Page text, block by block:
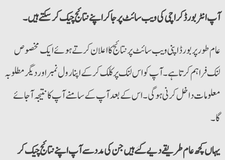
آپ انٹربورڈ کراچی کی ویب سائٹ پر جا کر اپنے نتائج چیک کر سکتے ہیں۔
عام طور پر بورڈ اپنی ویب سائٹ پر نتائج کا اعلان کرتے ہوئے ایک مخصوص
لنک فراہم کرتا ہے۔ آپ کو اس لنک پر کلک کر کے اپنا رول نمبر اور دیگر مطلوبہ
معلومات داخل کرنی ہوگی۔ اس کے بعد آپ کے سامنے آپ کا نتیجہ آ جائے
گا۔
یہاں کچھ عام طریقے دیے گئے ہیں جن کی مدد سے آپ اپنے نتائج چیک کر